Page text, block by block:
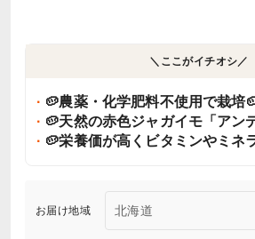
＼ここがイチオシ／
🥔農薬・化学肥料不使用で栽培
🥔天然の赤色ジャガイモ「アン
🥔栄養価が高くビタミンやミネ
お届け地域